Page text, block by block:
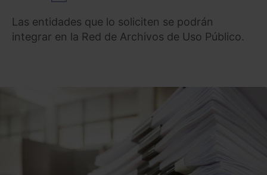
Las entidades que lo soliciten se podrán
integrar en la Red de Archivos de Uso Público.